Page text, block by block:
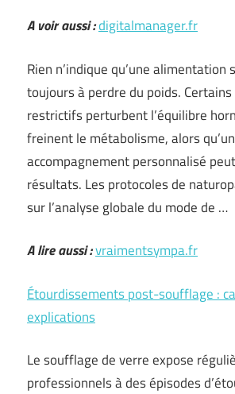
A voir aussi :digitalmanager.fr
Rien n’indique qu’une
toujours à perdre du poids.
restrictifs perturbent l’équilibre
freinent le métabolisme, alors qu’un
accompagnement personnalisé
résultats. Les protocoles de
sur l’analyse globale du mode de …
A lire aussi :vraimentsympa.fr
Étourdissements post-soufflage :
explications
Le soufflage de verre expose
professionnels à des épisodes